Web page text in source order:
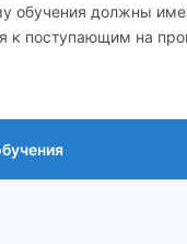
должны
к поступающим на